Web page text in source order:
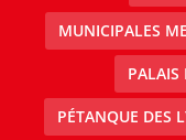
MUNICIPALES
PALAIS
PÉTANQUE DES